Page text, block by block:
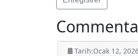
Tarih:Ocak 12,